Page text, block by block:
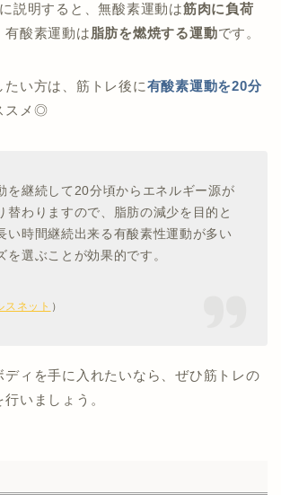
説明すると、無酸素運動は筋肉に負荷
有酸素運動は脂肪を燃焼する運動です。
たい方は、筋トレ後に有酸素運動を20分
スメ◎
を継続して20分頃からエネルギー源が
替わりますので、脂肪の減少を目的と
い時間継続出来る有酸素性運動が多い
を選ぶことが効果的です。
スネット ）
ディを手に入れたいなら、ぜひ筋トレの
いましょう。